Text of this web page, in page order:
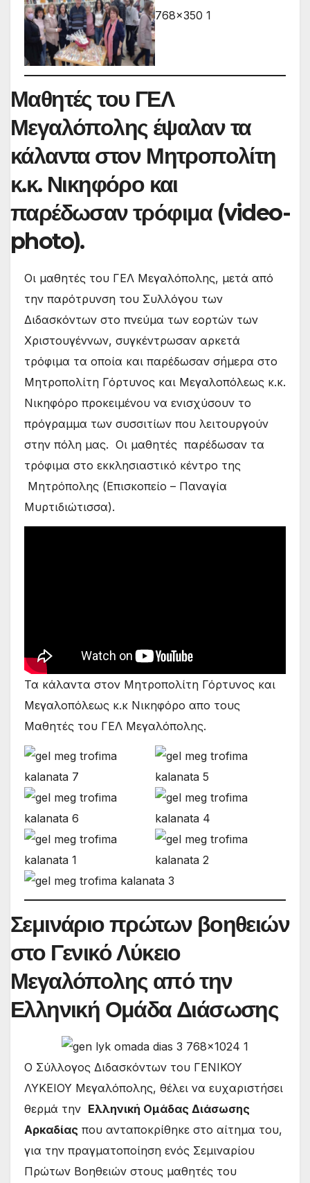
Μαθητές του ΓΕΛ
Μεγαλόπολης έψαλαν τα
κάλαντα στον Μητροπολίτη
κ.κ. Νικηφόρο και
παρέδωσαν τρόφιμα (video-
photo).
Οι μαθητές του ΓΕΛ Μεγαλόπολης, μετά από
την παρότρυνση του Συλλόγου των
Διδασκόντων στο πνεύμα των εορτών των
Χριστουγέννων, συγκέντρωσαν αρκετά
τρόφιμα τα οποία και παρέδωσαν σήμερα στο
Μητροπολίτη Γόρτυνος και Μεγαλοπόλεως κ.κ.
Νικηφόρο προκειμένου να ενισχύσουν το
πρόγραμμα των συσσιτίων που λειτουργούν
στην πόλη μας. Οι μαθητές παρέδωσαν τα
τρόφιμα στο εκκλησιαστικό κέντρο της
Μητρόπολης (Επισκοπείο – Παναγία
Μυρτιδιώτισσα).
Τα κάλαντα στον Μητροπολίτη Γόρτυνος και
Μεγαλοπόλεως κ.κ Νικηφόρο απο τους
Μαθητές του ΓΕΛ Μεγαλόπολης.
Σεμινάριο πρώτων βοηθειών
στο Γενικό Λύκειο
Μεγαλόπολης από την
Ελληνική Ομάδα Διάσωσης
Ο Σύλλογος Διδασκόντων του ΓΕΝΙΚΟΥ
ΛΥΚΕΙΟΥ Μεγαλόπολης, θέλει να ευχαριστήσει
θερμά την Ελληνική Ομάδας Διάσωσης
Αρκαδίας που ανταποκρίθηκε στο αίτημα του,
για την πραγματοποίηση ενός Σεμιναρίου
Πρώτων Βοηθειών στους μαθητές του